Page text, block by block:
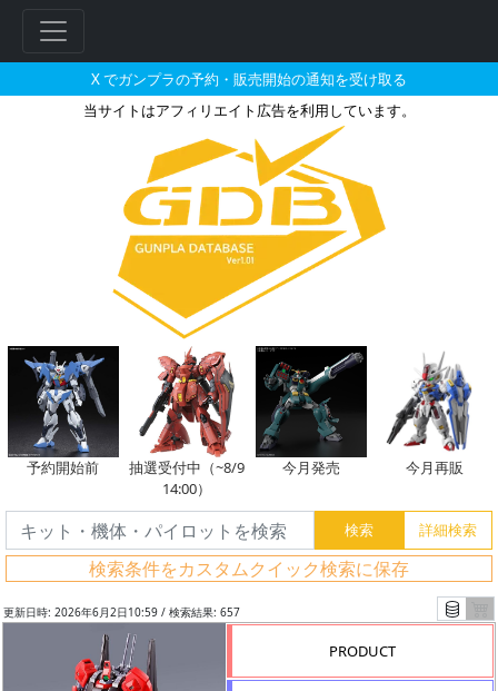
X でガンプラの予約・販売開始の通知を受け取る
当サイトはアフィリエイト広告を利用しています。
HG 1/144 リック・ディアス（ク
予約開始前
抽選受付中（~8/9
14:00）
今月発売 今月再販
検索条件をカスタムクイック検索に保存
更新日時: 2026年6月2日10:59 / 検索結果: 657
PRODUCT